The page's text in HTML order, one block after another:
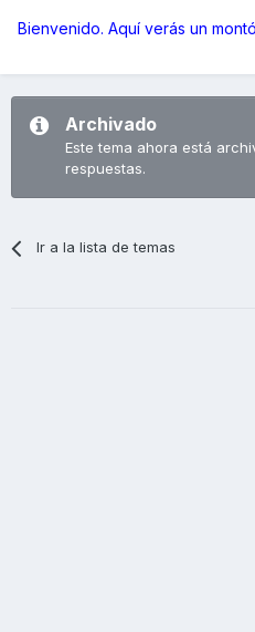
Bienvenido. Aquí verás un
Archivado
Este tema ahora está
respuestas.
Ir a la lista de temas